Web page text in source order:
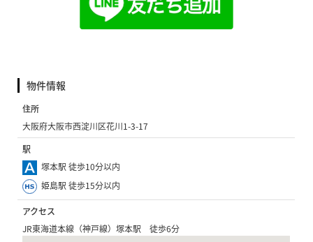
物件情報
住所
大阪府大阪市西淀川区花川1-3-17
駅
塚本駅 徒歩10分以内
姫島駅 徒歩15分以内
アクセス
JR東海道本線（神戸線）塚本駅 徒歩6分